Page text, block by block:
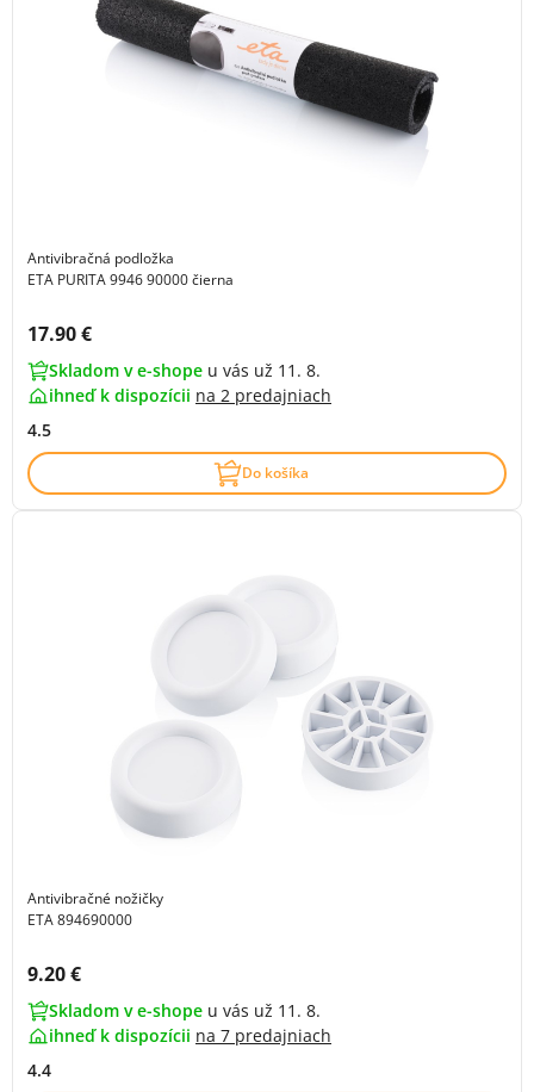
Antivibračná podložka
ETA PURITA 9946 90000 čierna
Cena s DPH:
17.90 €
Skladom v e-shope u vás už 11. 8.
ihneď k dispozícii na 2 predajniach
4.5
Do košíka
Antivibračné nožičky
ETA 894690000
Cena s DPH:
9.20 €
Skladom v e-shope u vás už 11. 8.
ihneď k dispozícii na 7 predajniach
4.4